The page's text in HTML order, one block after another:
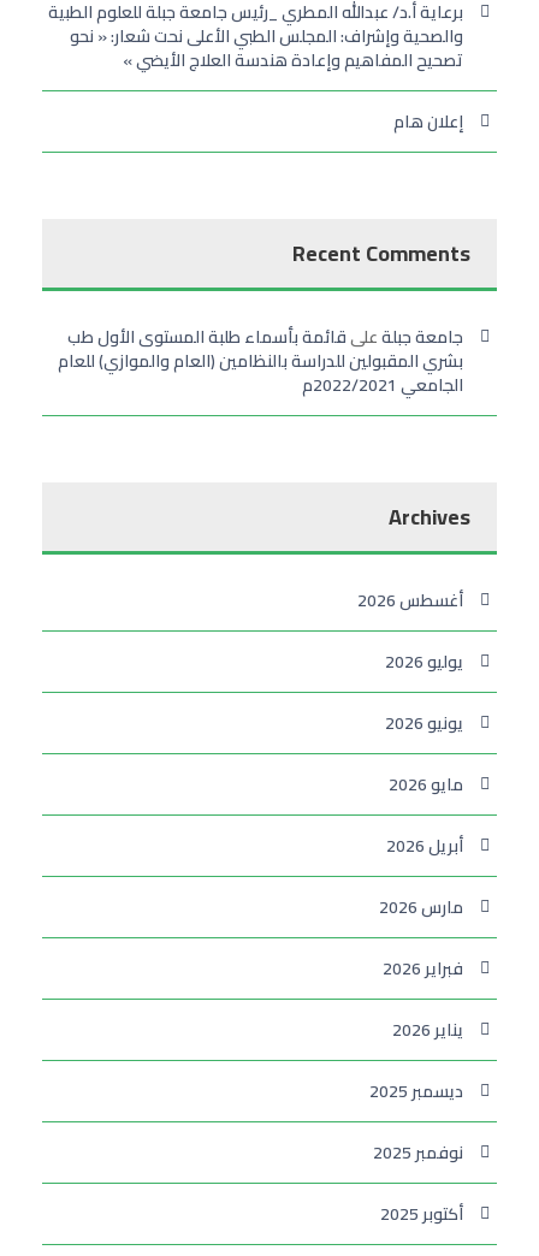
برعاية أ.د/ عبدالله المطري _رئيس جامعة جبلة للعلوم الطبية
والصحية وإشراف: المجلس الطبي الأعلى نحت شعار: « نحو
تصحيح المفاهيم وإعادة هندسة العلاج الأيضي »
إعلان هام
Recent Comments
جامعة جبلةعلىقائمة بأسماء طلبة المستوى الأول طب
بشري المقبولين للدراسة بالنظامين (العام والموازي) للعام
الجامعي 2022/2021م
Archives
أغسطس 2026
يوليو 2026
يونيو 2026
مايو 2026
أبريل 2026
مارس 2026
فبراير 2026
يناير 2026
ديسمبر 2025
نوفمبر 2025
أكتوبر 2025